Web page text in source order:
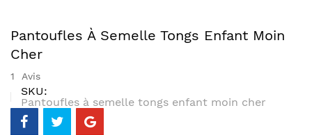
Pantoufles À Semelle Tongs Enfant Moin
Cher
1 Avis
SKU
Pantoufles à semelle tongs enfant moin cher